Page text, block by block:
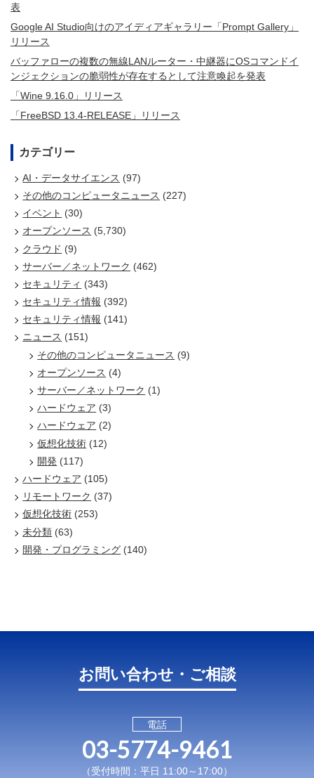
表
Google AI Studio向けのアイディアギャラリー「Prompt Gallery」
リリース
バッファローの複数の無線LANルーター・中継器にOSコマンドイ
ンジェクションの脆弱性が存在するとして注意喚起を発表
「Wine 9.16.0」リリース
「FreeBSD 13.4-RELEASE」リリース
カテゴリー
AI・データサイエンス (97)
その他のコンピュータニュース (227)
イベント (30)
オープンソース (5,730)
クラウド (9)
サーバー／ネットワーク (462)
セキュリティ (343)
セキュリティ情報 (392)
セキュリティ情報 (141)
ニュース (151)
その他のコンピュータニュース (9)
オープンソース (4)
サーバー／ネットワーク (1)
ハードウェア (3)
ハードウェア (2)
仮想化技術 (12)
開発 (117)
ハードウェア (105)
リモートワーク (37)
仮想化技術 (253)
未分類 (63)
開発・プログラミング (140)
お問い合わせ・ご相談
電話
03-5774-9461
（受付時間：平日 11:00～17:00）